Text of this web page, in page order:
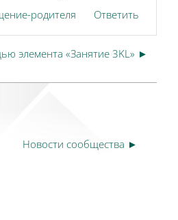
родителя Ответить
элемента «Занятие 3KL» ►
Новости сообщества ►